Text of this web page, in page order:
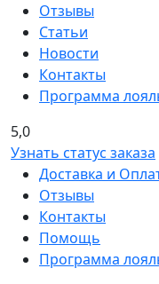
Отзывы
Статьи
Новости
Контакты
Программа
5,0
Узнать статус заказа
Доставка и
Отзывы
Контакты
Помощь
Программа